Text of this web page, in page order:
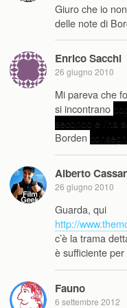
Giuro che io
delle note di
Enrico Sacchi
26 giugno 2010
Mi pareva che
si incontrano
secondo e l’ha
Borden
Alberto
26 giugno 2010
Guarda, qui
http://
c’è la trama
è sufficiente
Fauno
6 settembre 2012